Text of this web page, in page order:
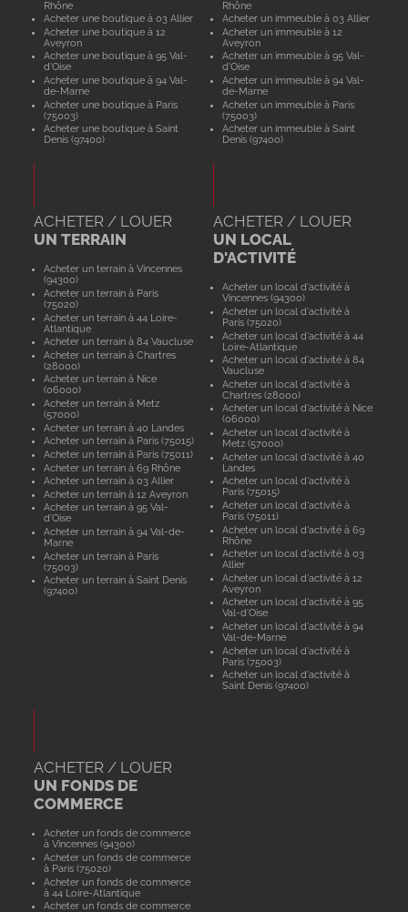
Rhône
Acheter une boutique à 03 Allier
Acheter une boutique à 12
Aveyron
Acheter une boutique à 95 Val-
d'Oise
Acheter une boutique à 94 Val-
de-Marne
Acheter une boutique à Paris
(75003)
Acheter une boutique à Saint
Denis (97400)
Rhône
Acheter un immeuble à 03 Allier
Acheter un immeuble à 12
Aveyron
Acheter un immeuble à 95 Val-
d'Oise
Acheter un immeuble à 94 Val-
de-Marne
Acheter un immeuble à Paris
(75003)
Acheter un immeuble à Saint
Denis (97400)
ACHETER / LOUER
UN TERRAIN
Acheter un terrain à Vincennes
(94300)
Acheter un terrain à Paris
(75020)
Acheter un terrain à 44 Loire-
Atlantique
Acheter un terrain à 84 Vaucluse
Acheter un terrain à Chartres
(28000)
Acheter un terrain à Nice
(06000)
Acheter un terrain à Metz
(57000)
Acheter un terrain à 40 Landes
Acheter un terrain à Paris (75015)
Acheter un terrain à Paris (75011)
Acheter un terrain à 69 Rhône
Acheter un terrain à 03 Allier
Acheter un terrain à 12 Aveyron
Acheter un terrain à 95 Val-
d'Oise
Acheter un terrain à 94 Val-de-
Marne
Acheter un terrain à Paris
(75003)
Acheter un terrain à Saint Denis
(97400)
ACHETER / LOUER
UN LOCAL
D'ACTIVITÉ
Acheter un local d'activité à
Vincennes (94300)
Acheter un local d'activité à
Paris (75020)
Acheter un local d'activité à 44
Loire-Atlantique
Acheter un local d'activité à 84
Vaucluse
Acheter un local d'activité à
Chartres (28000)
Acheter un local d'activité à Nice
(06000)
Acheter un local d'activité à
Metz (57000)
Acheter un local d'activité à 40
Landes
Acheter un local d'activité à
Paris (75015)
Acheter un local d'activité à
Paris (75011)
Acheter un local d'activité à 69
Rhône
Acheter un local d'activité à 03
Allier
Acheter un local d'activité à 12
Aveyron
Acheter un local d'activité à 95
Val-d'Oise
Acheter un local d'activité à 94
Val-de-Marne
Acheter un local d'activité à
Paris (75003)
Acheter un local d'activité à
Saint Denis (97400)
ACHETER / LOUER
UN FONDS DE
COMMERCE
Acheter un fonds de commerce
à Vincennes (94300)
Acheter un fonds de commerce
à Paris (75020)
Acheter un fonds de commerce
à 44 Loire-Atlantique
Acheter un fonds de commerce